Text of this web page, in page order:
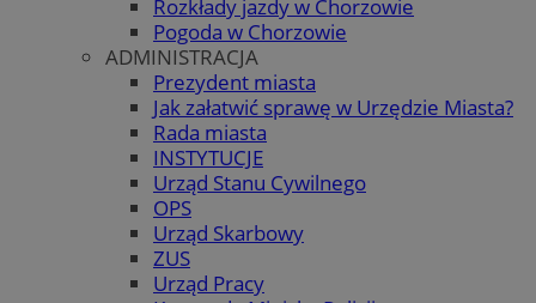
Rozkłady jazdy w Chorzowie
Pogoda w Chorzowie
ADMINISTRACJA
Prezydent miasta
Jak załatwić sprawę w Urzędzie Miasta?
Rada miasta
INSTYTUCJE
Urząd Stanu Cywilnego
OPS
Urząd Skarbowy
ZUS
Urząd Pracy